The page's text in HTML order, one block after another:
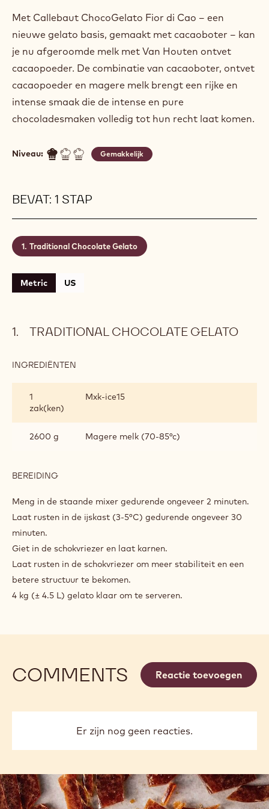
Met Callebaut ChocoGelato Fior di Cao – een
nieuwe gelato basis, gemaakt met cacaoboter – kan
je nu afgeroomde melk met Van Houten ontvet
cacaopoeder. De combinatie van cacaoboter, ontvet
cacaopoeder en magere melk brengt een rijke en
intense smaak die de intense en pure
chocoladesmaken volledig tot hun recht laat komen.
Niveau: Gemakkelijk
BEVAT: 1 STAP
Traditional Chocolate Gelato
Metric US
TRADITIONAL CHOCOLATE GELATO
INGREDIËNTEN
GELATO
1
zak(ken)
Mxk-ice15
2600 g Magere melk (70-85°c)
BEREIDING
CHOCOLATE
Meng in de staande mixer gedurende ongeveer 2 minuten.
Laat rusten in de ijskast (3-5°C) gedurende ongeveer 30
minuten.
Giet in de schokvriezer en laat karnen.
Laat rusten in de schokvriezer om meer stabiliteit en een
betere structuur te bekomen.
4 kg (± 4.5 L) gelato klaar om te serveren.
COMMENTS Reactie toevoegen
Er zijn nog geen reacties.